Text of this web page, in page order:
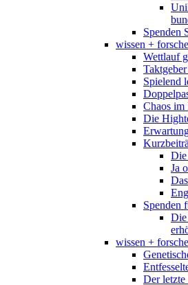
Spenden
wissen +
Wettlauf
Spielend
Chaos
Die
Die
Ja
Spenden
Die
wissen +
Der letzte